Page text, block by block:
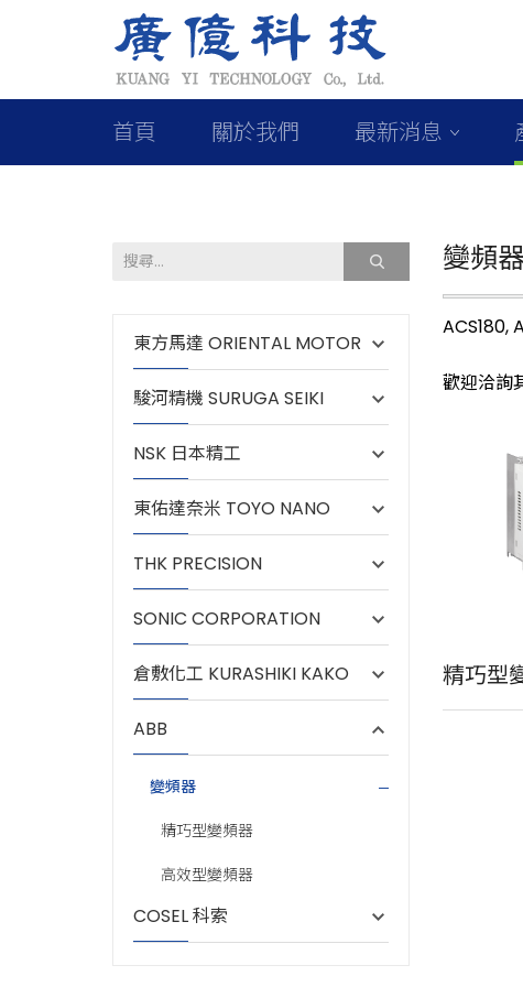
首頁 關於我們 最新消息
東方馬達 ORIENTAL MOTOR
駿河精機 SURUGA SEIKI
NSK 日本精工
東佑達奈米 TOYO NANO
THK PRECISION
SONIC CORPORATION
倉敷化工 KURASHIKI KAKO
ABB
變頻器
精巧型變頻器
高效型變頻器
COSEL 科索
變頻器
ACS180,
歡迎洽詢
精巧型